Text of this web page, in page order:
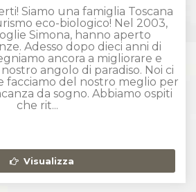
Siamo una famiglia Toscana
eco-biologico! Nel 2003,
Simona, hanno aperto
Adesso dopo dieci anni di
ancora a migliorare e
angolo di paradiso. Noi ci
facciamo del nostro meglio per
da sogno. Abbiamo ospiti
che rit...
Visualizza